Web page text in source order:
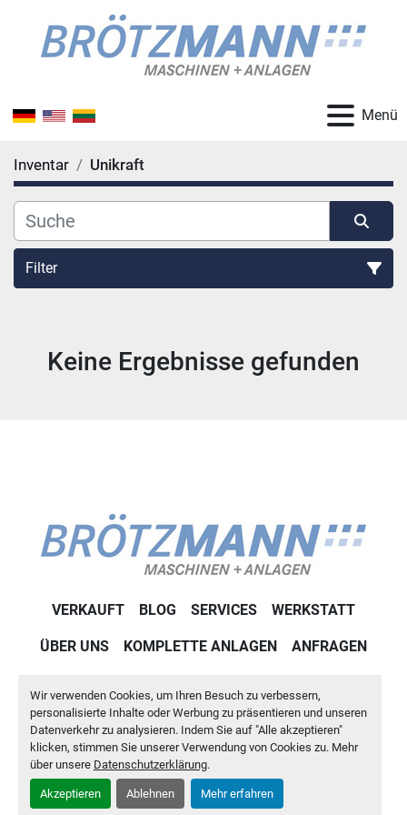
Wir verwenden Cookies, um Ihren Besuch zu verbessern,
personalisierte Inhalte oder Werbung zu präsentieren und unseren
Datenverkehr zu analysieren. Indem Sie auf "Alle akzeptieren"
klicken, stimmen Sie unserer Verwendung von Cookies zu. Mehr
über unsere Datenschutzerklärung.
Akzeptieren Ablehnen Mehr erfahren
Menü
Inventar Unikraft
Filter
Sortieren nach
Keine Ergebnisse gefunden
VERKAUFT BLOG SERVICES WERKSTATT
ÜBER UNS KOMPLETTE ANLAGEN ANFRAGEN
Machinio System-Website vonMachinio
Cookie-Einstellungen